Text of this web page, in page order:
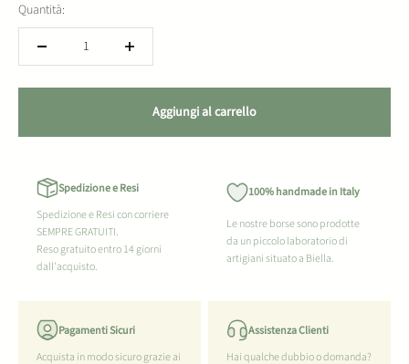
Quantità:
Aggiungi al carrello
Spedizione e Resi
Spedizione e Resi con corriere
SEMPRE GRATUITI.
Reso gratuito entro 14 giorni
dall'acquisto.
100% handmade in Italy
Le nostre borse sono prodotte
da un piccolo laboratorio di
artigiani situato a Biella.
Pagamenti Sicuri
Acquista in modo sicuro grazie ai
Assistenza Clienti
Hai qualche dubbio o domanda?